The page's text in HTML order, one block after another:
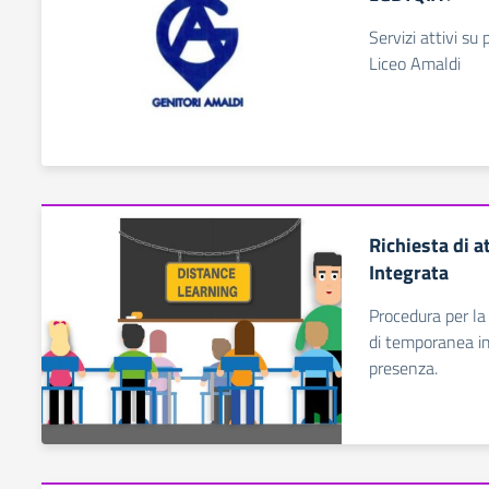
Servizi attivi su
Liceo Amaldi
Richiesta di
Integrata
Procedura per
di temporanea
presenza.